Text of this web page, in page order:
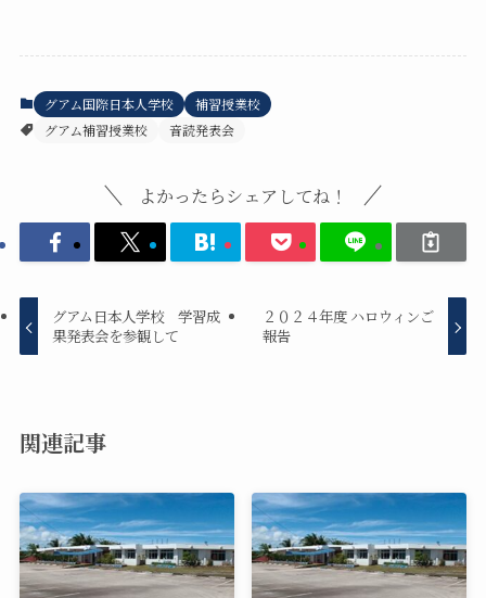
グアム国際日本人学校
補習授業校
グアム補習授業校
音読発表会
よかったらシェアしてね！
グアム日本人学校 学習成
果発表会を参観して
２０２４年度 ハロウィンご
報告
関連記事